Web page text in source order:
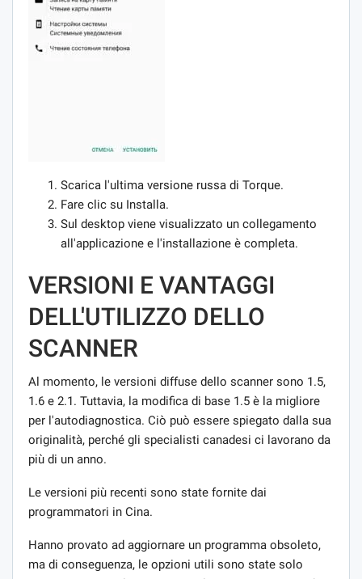
Scarica l'ultima versione russa di Torque.
Fare clic su Installa.
Sul desktop viene visualizzato un collegamento
all'applicazione e l'installazione è completa.
VERSIONI E VANTAGGI
DELL'UTILIZZO DELLO
SCANNER
Al momento, le versioni diffuse dello scanner sono 1.5,
1.6 e 2.1. Tuttavia, la modifica di base 1.5 è la migliore
per l'autodiagnostica. Ciò può essere spiegato dalla sua
originalità, perché gli specialisti canadesi ci lavorano da
più di un anno.
Le versioni più recenti sono state fornite dai
programmatori in Cina.
Hanno provato ad aggiornare un programma obsoleto,
ma di conseguenza, le opzioni utili sono state solo